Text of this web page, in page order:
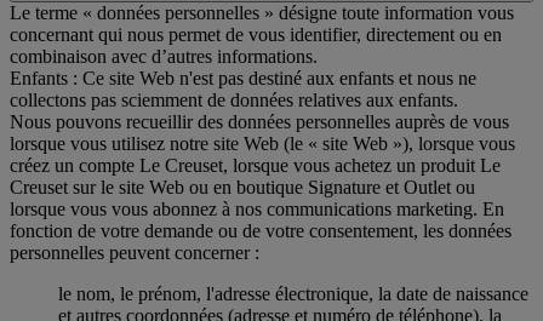
Le terme « données personnelles » désigne toute information vous
concernant qui nous permet de vous identifier, directement ou en
combinaison avec d’autres informations.
Enfants : Ce site Web n'est pas destiné aux enfants et nous ne
collectons pas sciemment de données relatives aux enfants.
Nous pouvons recueillir des données personnelles auprès de vous
lorsque vous utilisez notre site Web (le « site Web »), lorsque vous
créez un compte Le Creuset, lorsque vous achetez un produit Le
Creuset sur le site Web ou en boutique Signature et Outlet ou
lorsque vous vous abonnez à nos communications marketing. En
fonction de votre demande ou de votre consentement, les données
personnelles peuvent concerner :
le nom, le prénom, l'adresse électronique, la date de naissance
et autres coordonnées (adresse et numéro de téléphone), la